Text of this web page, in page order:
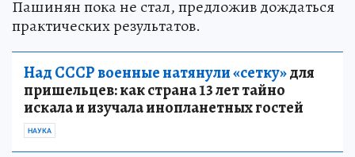
Пашинян пока не стал, предложив дождаться
практических результатов.
Над СССР военные натянули «сетку»для
пришельцев: как страна 13 лет тайно
искала и изучала инопланетных гостей
НАУКА